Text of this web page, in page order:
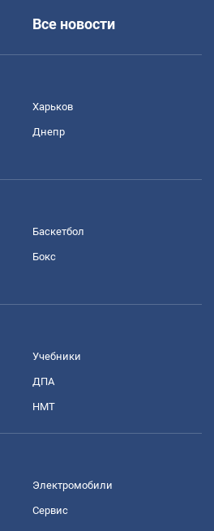
Все новости
Харьков
Днепр
Баскетбол
Бокс
Учебники
ДПА
НМТ
Электромобили
Сервис